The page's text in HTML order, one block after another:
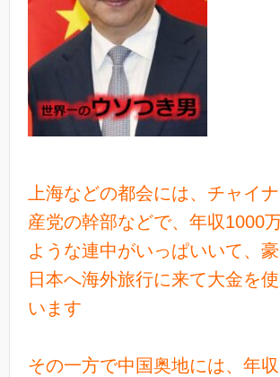
上海などの都会には、チャイ
産党の幹部などで、年収1000
ような連中がいっぱいいて、豪
日本へ海外旅行に来て大金を
います
その一方で中国奥地には、年